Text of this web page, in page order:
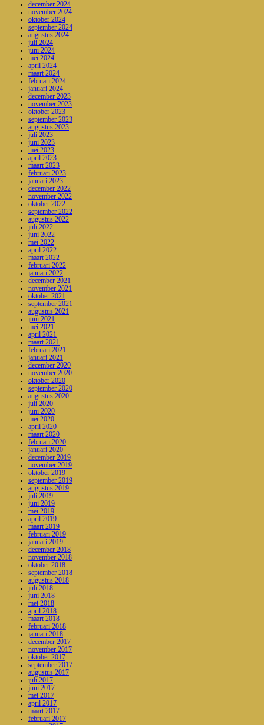
december 2024
november 2024
oktober 2024
september 2024
augustus 2024
juli 2024
juni 2024
mei 2024
april 2024
maart 2024
februari 2024
januari 2024
december 2023
november 2023
oktober 2023
september 2023
augustus 2023
juli 2023
juni 2023
mei 2023
april 2023
maart 2023
februari 2023
januari 2023
december 2022
november 2022
oktober 2022
september 2022
augustus 2022
juli 2022
juni 2022
mei 2022
april 2022
maart 2022
februari 2022
januari 2022
december 2021
november 2021
oktober 2021
september 2021
augustus 2021
juni 2021
mei 2021
april 2021
maart 2021
februari 2021
januari 2021
december 2020
november 2020
oktober 2020
september 2020
augustus 2020
juli 2020
juni 2020
mei 2020
april 2020
maart 2020
februari 2020
januari 2020
december 2019
november 2019
oktober 2019
september 2019
augustus 2019
juli 2019
juni 2019
mei 2019
april 2019
maart 2019
februari 2019
januari 2019
december 2018
november 2018
oktober 2018
september 2018
augustus 2018
juli 2018
juni 2018
mei 2018
april 2018
maart 2018
februari 2018
januari 2018
december 2017
november 2017
oktober 2017
september 2017
augustus 2017
juli 2017
juni 2017
mei 2017
april 2017
maart 2017
februari 2017